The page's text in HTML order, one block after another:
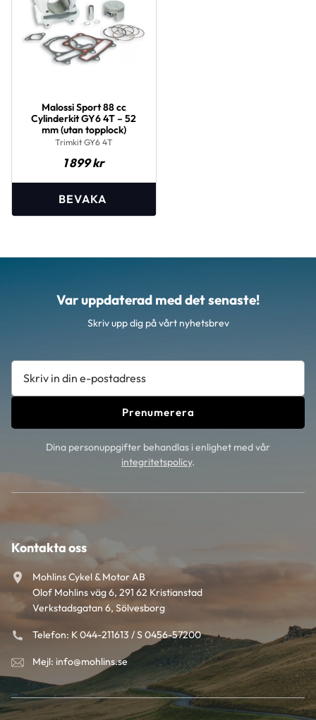
Malossi Sport 88 cc
Cylinderkit GY6 4T – 52
mm (utan topplock)
Trimkit GY6 4T
1 899kr
Var uppdaterad med det senaste!
Skriv upp dig på vårt nyhetsbrev
Prenumerera
Dina personuppgifter behandlas i enlighet med vår
integritetspolicy.
Kontakta oss
Mohlins Cykel & Motor AB
Olof Mohlins väg 6, 291 62 Kristianstad
Verkstadsgatan 6, Sölvesborg
Telefon: K 044-211613 / S 0456-57200
Mejl: info@mohlins.se